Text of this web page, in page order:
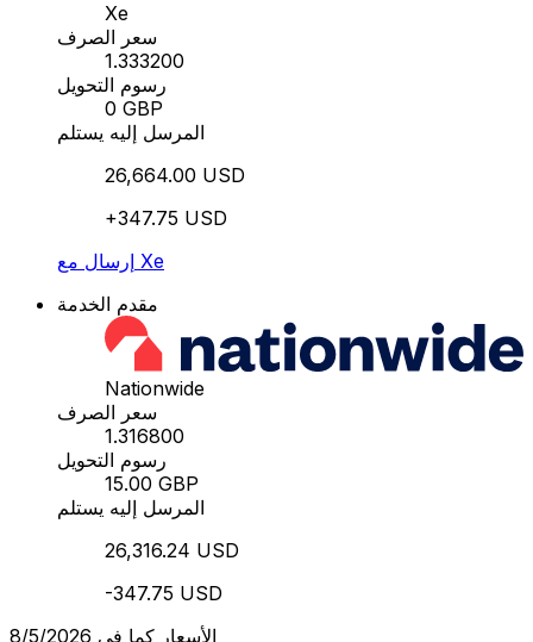
Xe
سعر الصرف
1.333200
رسوم التحويل
0 GBP
المرسل إليه يستلم
26,664.00 USD
+347.75 USD
إرسال مع Xe
مقدم الخدمة
Nationwide
سعر الصرف
1.316800
رسوم التحويل
15.00 GBP
المرسل إليه يستلم
26,316.24 USD
-347.75 USD
الأسعار كما في 8/5/2026